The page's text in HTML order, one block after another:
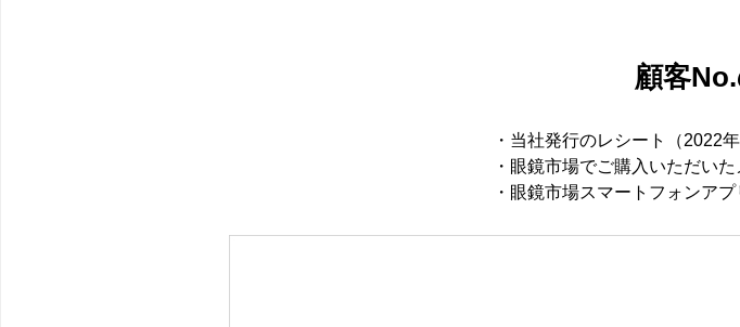
顧客
・当社発行のレシート（2022
・眼鏡市場でご購入いただい
・眼鏡市場スマートフォンア